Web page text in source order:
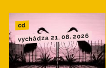
cd
vychádza 21. 08. 2026